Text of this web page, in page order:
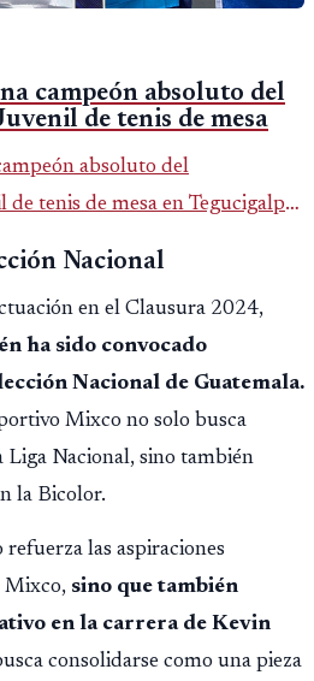
campeón absoluto del
de tenis de mesa
absoluto del
tenis de mesa en Tegucigalpa
Nacional
en el Clausura 2024,
ha sido convocado
Nacional de Guatemala.
Mixco no solo busca
Nacional, sino también
la Bicolor.
las aspiraciones
Mixco, sino que también
en la carrera de Kevin
consolidarse como una pieza